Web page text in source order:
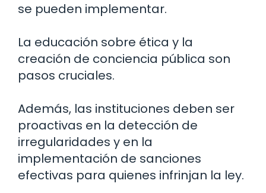
se pueden implementar.
La educación sobre ética y la
creación de conciencia pública son
pasos cruciales.
Además, las instituciones deben ser
proactivas en la detección de
irregularidades y en la
implementación de sanciones
efectivas para quienes infrinjan la ley.